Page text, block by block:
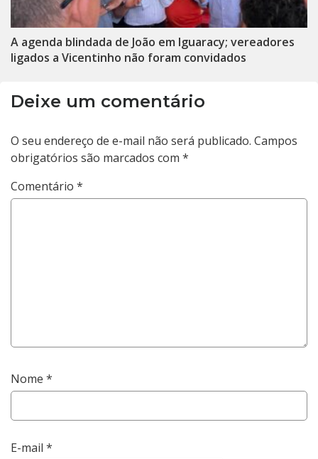
A agenda blindada de João em Iguaracy; vereadores
ligados a Vicentinho não foram convidados
Deixe um comentário
O seu endereço de e-mail não será publicado. Campos
obrigatórios são marcados com *
Comentário *
Nome *
E-mail *